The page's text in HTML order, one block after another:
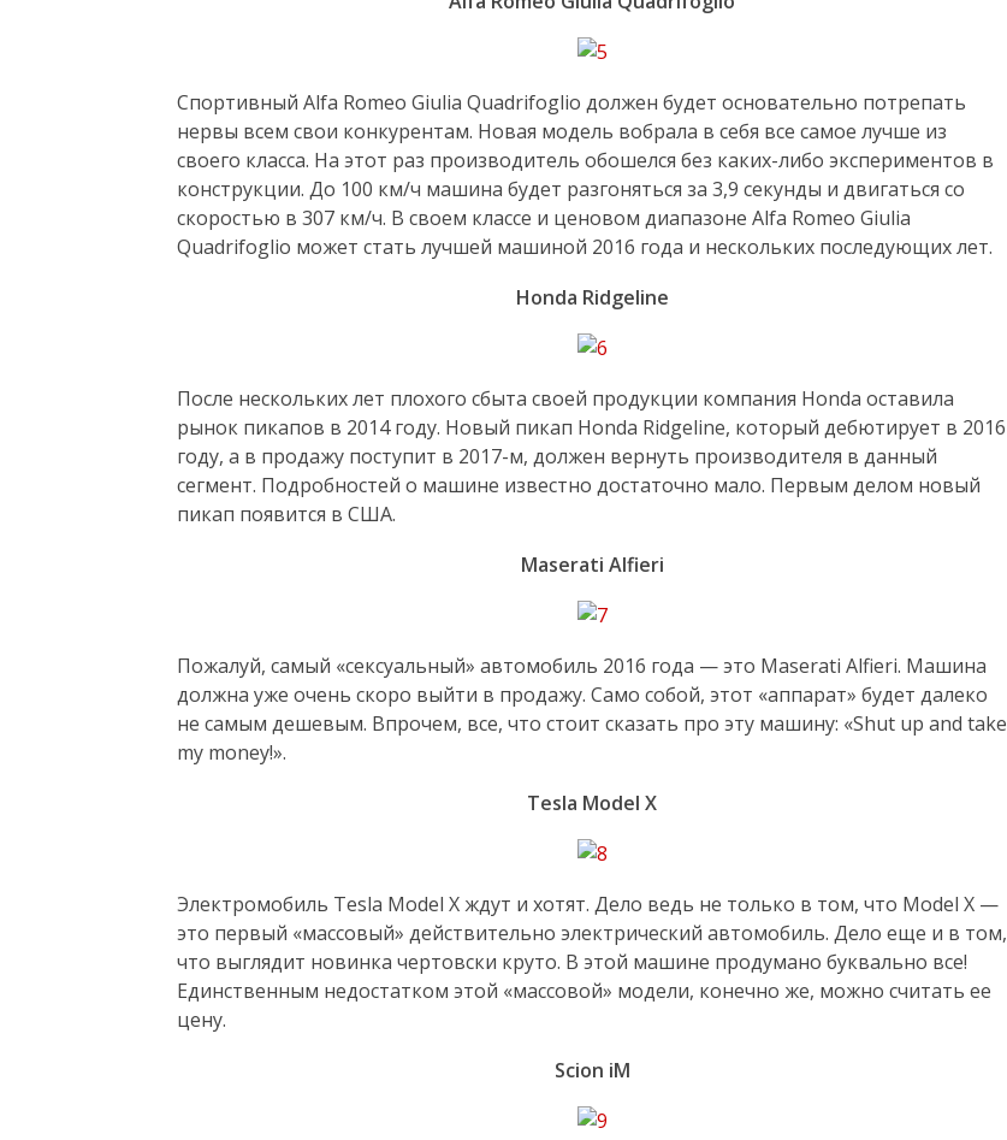
Спортивный Alfa Romeo Giulia Quadrifoglio должен будет основательно потрепать
нервы всем свои конкурентам. Новая модель вобрала в себя все самое лучше из
своего класса. На этот раз производитель обошелся без каких-либо экспериментов в
конструкции. До 100 км/ч машина будет разгоняться за 3,9 секунды и двигаться со
скоростью в 307 км/ч. В своем классе и ценовом диапазоне Alfa Romeo Giulia
Quadrifoglio может стать лучшей машиной 2016 года и нескольких последующих лет.
Honda Ridgeline
После нескольких лет плохого сбыта своей продукции компания Honda оставила
рынок пикапов в 2014 году. Новый пикап Honda Ridgeline, который дебютирует в 2016
году, а в продажу поступит в 2017-м, должен вернуть производителя в данный
сегмент. Подробностей о машине известно достаточно мало. Первым делом новый
пикап появится в США.
Maserati Alfieri
Пожалуй, самый «сексуальный» автомобиль 2016 года — это Maserati Alfieri. Машина
должна уже очень скоро выйти в продажу. Само собой, этот «аппарат» будет далеко
не самым дешевым. Впрочем, все, что стоит сказать про эту машину: «Shut up and take
my money!».
Tesla Model X
Электромобиль Tesla Model X ждут и хотят. Дело ведь не только в том, что Model X —
это первый «массовый» действительно электрический автомобиль. Дело еще и в том,
что выглядит новинка чертовски круто. В этой машине продумано буквально все!
Единственным недостатком этой «массовой» модели, конечно же, можно считать ее
цену.
Scion iM